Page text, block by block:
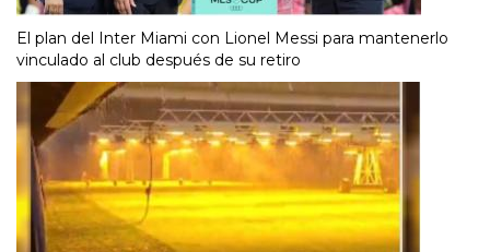
El plan del Inter Miami con Lionel Messi para mantenerlo
vinculado al club después de su retiro